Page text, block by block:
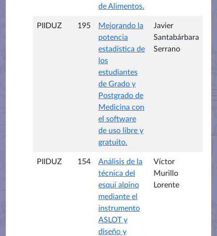
de Alimentos.
PIIDUZ 195
Mejorando la
potencia
estadística de
los
estudiantes
de Grado y
Postgrado de
Medicina con
el software
de uso libre y
gratuito.
Javier
Santabárbara
Serrano
PIIDUZ 154
Análisis de la
técnica del
esquí alpino
mediante el
instrumento
ASLOT y
diseño y
Víctor
Murillo
Lorente